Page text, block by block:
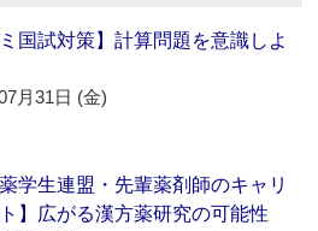
ミ国試対策】計算問題を意識しよ
月31日 (金)
薬学生連盟・先輩薬剤師のキャリ
】広がる漢方薬研究の可能性